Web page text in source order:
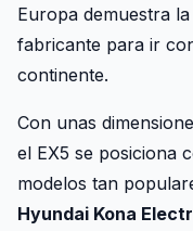
Europa demuestra
fabricante para ir
continente.
Con unas
el EX5 se posiciona
modelos tan
Hyundai Kona